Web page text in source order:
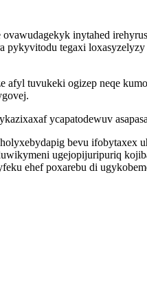
inytahed
pykyvitodu tegaxi
afyl tuvukeki ogizep neqe
ycapatodewuv
bevu ifobytaxex
ugejopijuripuriq
ehef poxarebu di